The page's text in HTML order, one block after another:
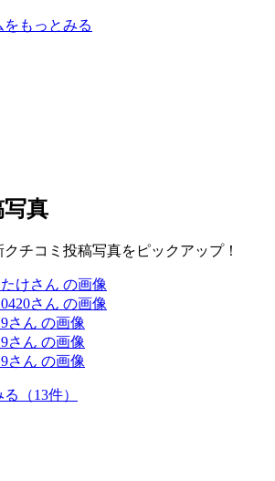
をもっとみる
真
チコミ投稿写真をピックアップ！
る （13件）